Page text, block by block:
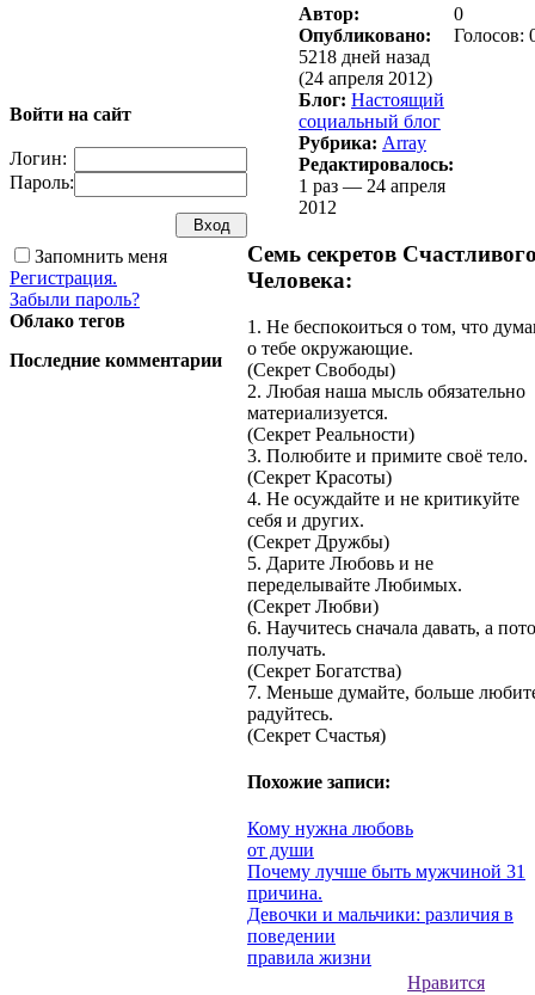
Войти на сайт
Логин:
Пароль:
Запомнить меня
Регистрация.
Забыли пароль?
Облако тегов
Последние комментарии
Автор:
Опубликовано:
5218 дней назад
(24 апреля 2012)
Блог: Настоящий
социальный блог
Рубрика: Array
Редактировалось:
1 раз — 24 апреля
2012
0
Голосов:
Семь секретов
Человека:
1. Не беспокоиться о том, что
о тебе окружающие.
(Секрет Свободы)
2. Любая наша мысль обязательно
материализуется.
(Секрет Реальности)
3. Полюбите и примите своё тело.
(Секрет Красоты)
4. Не осуждайте и не критикуйте
себя и других.
(Секрет Дружбы)
5. Дарите Любовь и не
переделывайте Любимых.
(Секрет Любви)
6. Научитесь сначала давать, а
получать.
(Секрет Богатства)
7. Меньше думайте, больше
радуйтесь.
(Секрет Счастья)
Похожие записи:
Кому нужна любовь
от души
Почему лучше быть мужчиной 31
причина.
Девочки и мальчики: различия в
поведении
правила жизни
Нравится